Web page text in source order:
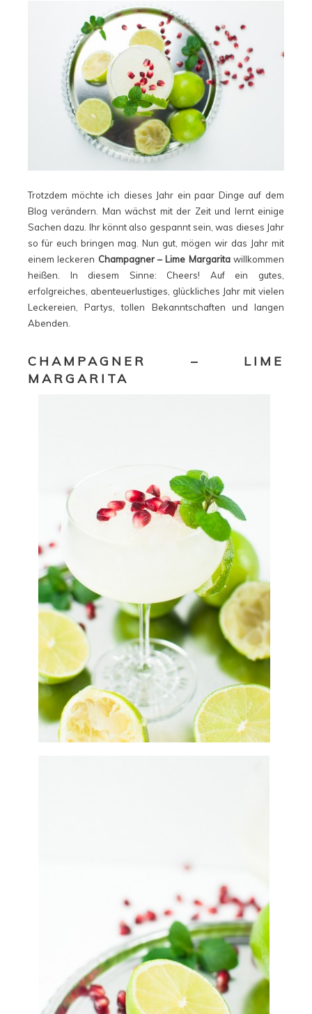
Trotzdem möchte ich dieses Jahr ein paar Dinge auf dem
Blog verändern. Man wächst mit der Zeit und lernt einige
Sachen dazu. Ihr könnt also gespannt sein, was dieses Jahr
so für euch bringen mag. Nun gut, mögen wir das Jahr mit
einem leckeren Champagner – Lime Margaritawillkommen
heißen. In diesem Sinne: Cheers! Auf ein gutes,
erfolgreiches, abenteuerlustiges, glückliches Jahr mit vielen
Leckereien, Partys, tollen Bekanntschaften und langen
Abenden.
CHAMPAGNER – LIME
MARGARITA